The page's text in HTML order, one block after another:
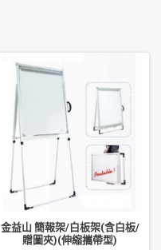
金益山 簡報架/白板架(含白板/
贈圖夾)(伸縮攜帶型)